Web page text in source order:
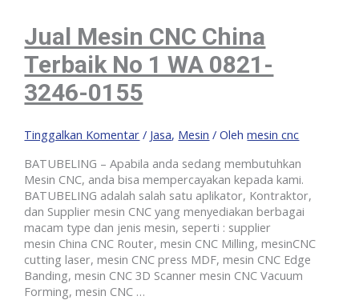
Jual Mesin CNC China
Terbaik No 1 WA 0821-
3246-0155
Tinggalkan Komentar / Jasa, Mesin / Olehmesin cnc
BATUBELING – Apabila anda sedang membutuhkan
Mesin CNC, anda bisa mempercayakan kepada kami.
BATUBELING adalah salah satu aplikator, Kontraktor,
dan Supplier mesin CNC yang menyediakan berbagai
macam type dan jenis mesin, seperti : supplier
mesin China CNC Router, mesin CNC Milling, mesinCNC
cutting laser, mesin CNC press MDF, mesin CNC Edge
Banding, mesin CNC 3D Scanner mesin CNC Vacuum
Forming, mesin CNC …